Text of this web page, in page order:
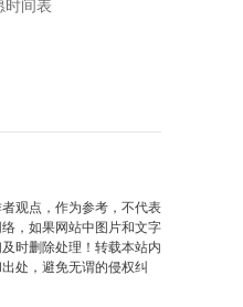
观点，作为参考，不代表
，如果网站中图片和文字
时删除处理！转载本站内
处，避免无谓的侵权纠